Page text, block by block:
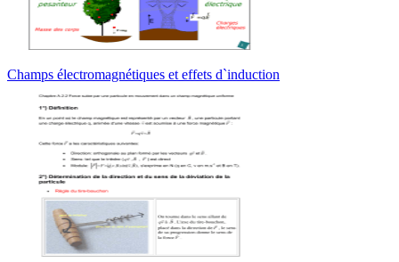
Champs électromagnétiques et effets d`induction